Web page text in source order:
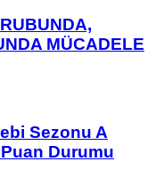
MÜCADELE
Sezonu A
Durumu